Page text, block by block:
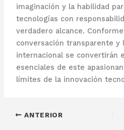
imaginación y la habilidad
tecnologías con
verdadero alcance.
conversación transparente y
internacional se convertirán
esenciales de este
límites de la innovación
ANTERIOR